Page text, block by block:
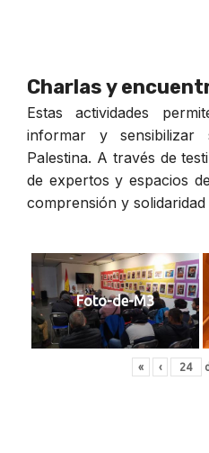
Charlas y
Estas actividades
informar y
Palestina. A través de
de expertos y espacios
comprensión y
Foto-de-M3
« ‹